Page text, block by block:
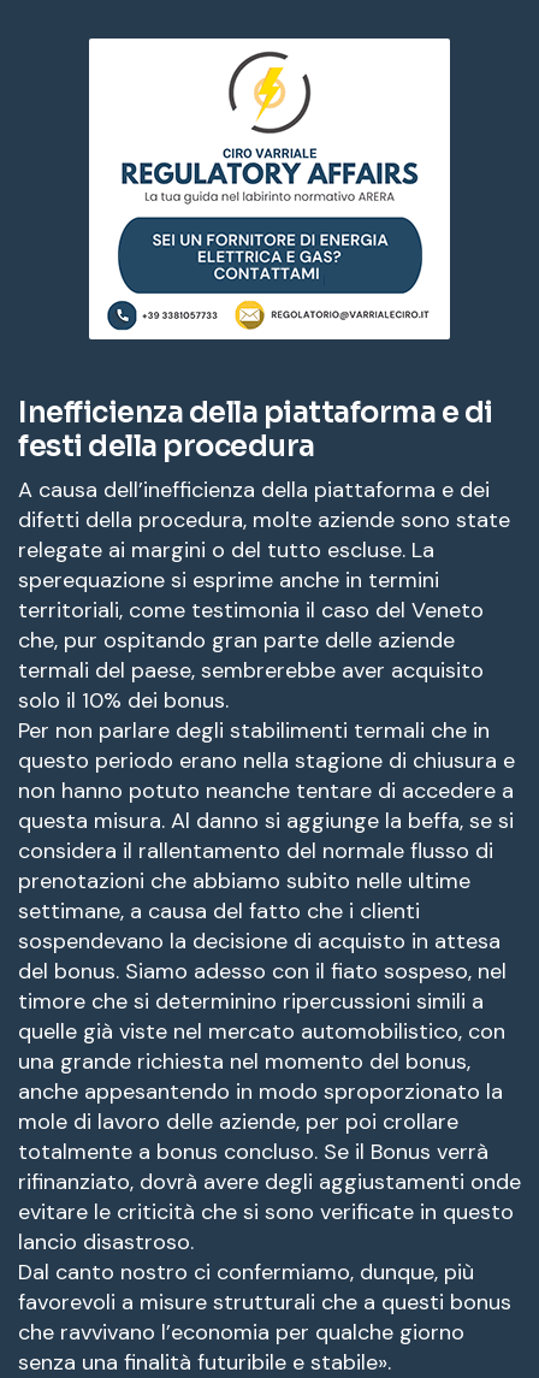
Inefficienza della piattaforma e di
festi della procedura
A causa dell’inefficienza della piattaforma e dei
difetti della procedura, molte aziende sono state
relegate ai margini o del tutto escluse. La
sperequazione si esprime anche in termini
territoriali, come testimonia il caso del Veneto
che, pur ospitando gran parte delle aziende
termali del paese, sembrerebbe aver acquisito
solo il 10% dei bonus.
Per non parlare degli stabilimenti termali che in
questo periodo erano nella stagione di chiusura e
non hanno potuto neanche tentare di accedere a
questa misura. Al danno si aggiunge la beffa, se si
considera il rallentamento del normale flusso di
prenotazioni che abbiamo subito nelle ultime
settimane, a causa del fatto che i clienti
sospendevano la decisione di acquisto in attesa
del bonus. Siamo adesso con il fiato sospeso, nel
timore che si determinino ripercussioni simili a
quelle già viste nel mercato automobilistico, con
una grande richiesta nel momento del bonus,
anche appesantendo in modo sproporzionato la
mole di lavoro delle aziende, per poi crollare
totalmente a bonus concluso. Se il Bonus verrà
rifinanziato, dovrà avere degli aggiustamenti onde
evitare le criticità che si sono verificate in questo
lancio disastroso.
Dal canto nostro ci confermiamo, dunque, più
favorevoli a misure strutturali che a questi bonus
che ravvivano l’economia per qualche giorno
senza una finalità futuribile e stabile».